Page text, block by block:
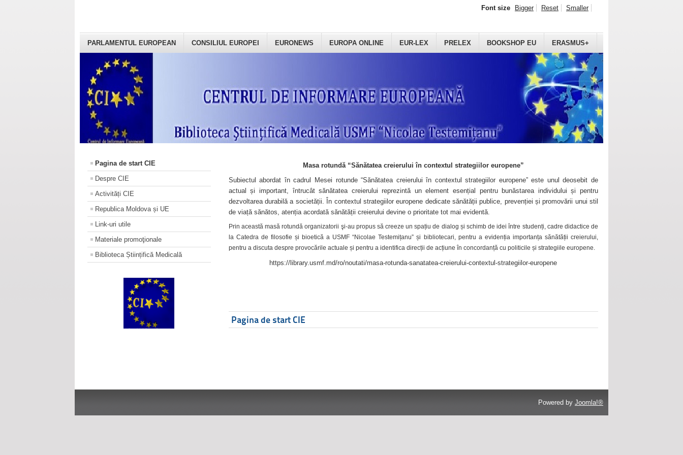
PARLAMENTUL EUROPEAN CONSILIUL EUROPEI EURONEWS EUROPA ONLINE EUR-LEX PRELEX BOOKSHOP EU ERASMUS+
Font size Bigger Reset Smaller
Pagina de start CIE
Despre CIE
Activități CIE
Republica Moldova și UE
Link-uri utile
Materiale promoţionale
Biblioteca Științifică Medicală
Masa rotundă “Sănătatea creierului în contextul strategiilor europene”
Subiectul abordat în cadrul Mesei rotunde “Sănătatea creierului în contextul strategiilor europene” este unul deosebit de
actual și important, întrucât sănătatea creierului reprezintă un element esențial pentru bunăstarea individului și pentru
dezvoltarea durabilă a societății. În contextul strategiilor europene dedicate sănătății publice, prevenției și promovării unui stil
de viață sănătos, atenția acordată sănătății creierului devine o prioritate tot mai evidentă.
Prin această masă rotundă organizatorii şi-au propus să creeze un spațiu de dialog și schimb de idei între studenți, cadre didactice de
la Catedra de filosofie și bioetică a USMF “Nicolae Testemițanu” și bibliotecari, pentru a evidenția importanța sănătății creierului,
pentru a discuta despre provocările actuale și pentru a identifica direcții de acțiune în concordanță cu politicile și strategiile europene.
https://library.usmf.md/ro/noutati/masa-rotunda-sanatatea-creierului-contextul-strategiilor-europene
Pagina de start CIE
Powered by Joomla!®